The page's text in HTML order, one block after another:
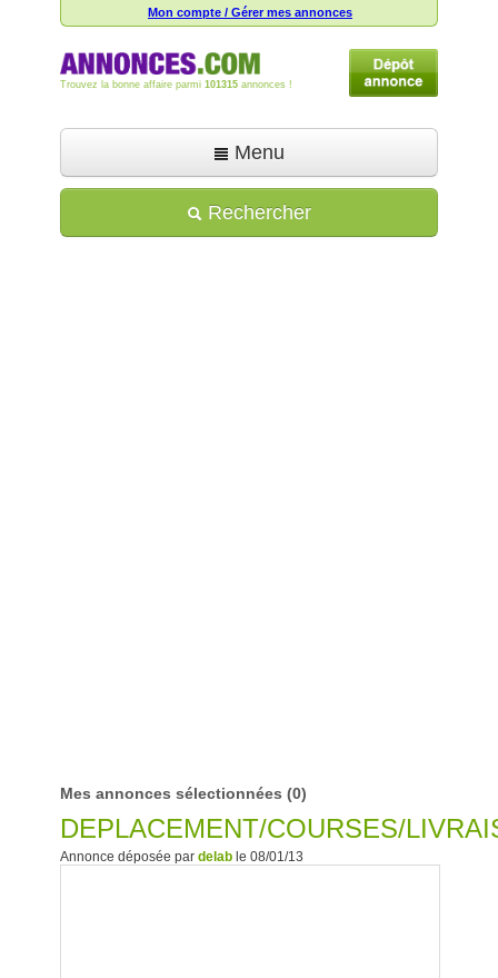
Mon compte / Gérer mes annonces
Trouvez la bonne affaire parmi 101315 annonces !
Menu
Déposer une annonce
Rechercher
Mes annonces sélectionnées (0)
DEPLACEMENT/COURSES/
Annonce déposée par delab le 08/01/13